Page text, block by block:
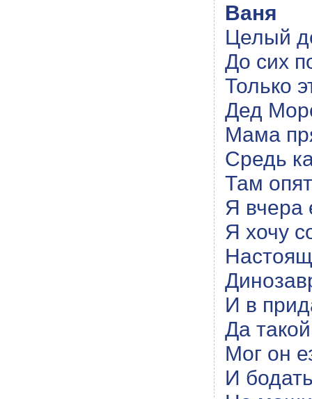
Ваня
Целый
До сих
Только
Дед
Мама
Средь
Там
Я вчера
Я хочу
И в
Да
Мог он
И